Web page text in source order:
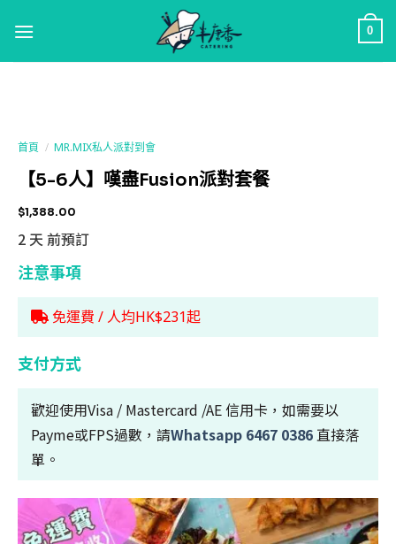
0
首頁 / MR.MIX私人派對到會
【5-6人】嘆盡Fusion派對套餐
$1,388.00
2 天 前預訂
注意事項
免運費 / 人均HK$231起
支付方式
歡迎使用Visa / Mastercard /AE 信用卡，如需要以
Payme或FPS過數，請Whatsapp 6467 0386 直接落
單。